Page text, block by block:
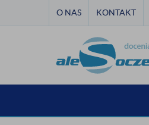
O NAS KONTAKT